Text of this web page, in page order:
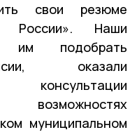
свои резюме
России». Наши
им подобрать
оказали
консультации
муниципальном